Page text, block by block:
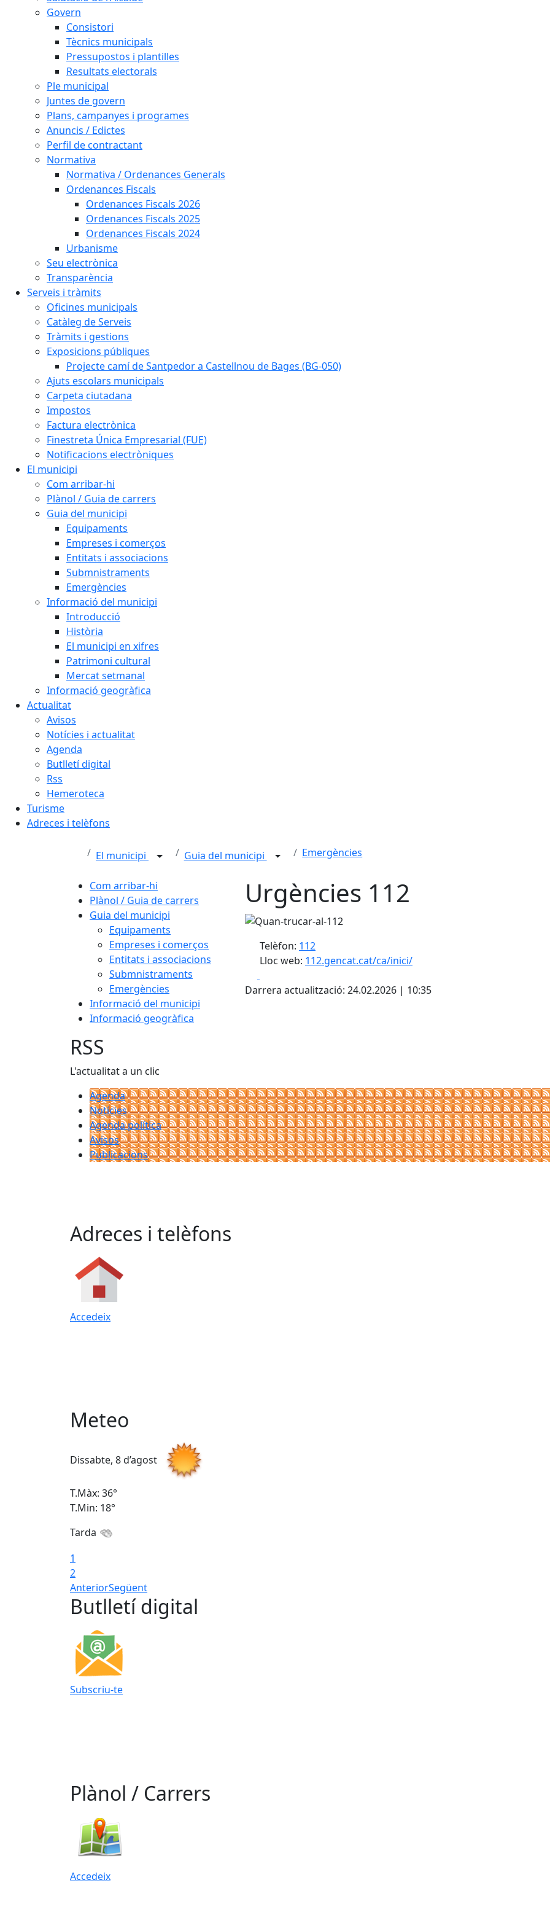
Govern
Consistori
Tècnics municipals
Pressupostos i plantilles
Resultats electorals
Ple municipal
Juntes de govern
Plans, campanyes i programes
Anuncis / Edictes
Perfil de contractant
Normativa
Normativa / Ordenances Generals
Ordenances Fiscals
Ordenances Fiscals 2026
Ordenances Fiscals 2025
Ordenances Fiscals 2024
Urbanisme
Seu electrònica
Transparència
Serveis i tràmits
Oficines municipals
Catàleg de Serveis
Tràmits i gestions
Exposicions públiques
Projecte camí de Santpedor a Castellnou de Bages (BG-050)
Ajuts escolars municipals
Carpeta ciutadana
Impostos
Factura electrònica
Finestreta Única Empresarial (FUE)
Notificacions electròniques
El municipi
Com arribar-hi
Plànol / Guia de carrers
Guia del municipi
Equipaments
Empreses i comerços
Entitats i associacions
Submnistraments
Emergències
Informació del municipi
Introducció
Història
El municipi en xifres
Patrimoni cultural
Mercat setmanal
Informació geogràfica
Actualitat
Avisos
Notícies i actualitat
Agenda
Butlletí digital
Rss
Hemeroteca
Turisme
Adreces i telèfons
El municipi Guia del municipi Emergències
Com arribar-hi
Plànol / Guia de carrers
Guia del municipi
Equipaments
Empreses i comerços
Entitats i associacions
Submnistraments
Emergències
Informació del municipi
Informació geogràfica
Urgències 112
Telèfon: 112
Lloc web: 112.gencat.cat/ca/inici/
Darrera actualització: 24.02.2026 | 10:35
RSS
L'actualitat a un clic
Agenda
Notícies
Agenda política
Avisos
Publicacions
Adreces i telèfons
Accedeix
Meteo
Dissabte, 8 d’agost
T.Màx: 36°
T.Min: 18°
Tarda
1
2
AnteriorSegüent
Butlletí digital
Subscriu-te
Plànol / Carrers
Accedeix